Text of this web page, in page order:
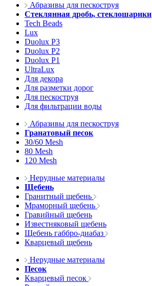
Абразивы для пескоструя
Стеклянная дробь, стеклошарики
Tech Beads
Lux
Duolux P3
Duolux P2
Duolux P1
UltraLux
Для декора
Для разметки дорог
Для пескоструя
Для фильтрации воды
Абразивы для пескоструя
Гранатовый песок
30/60 Mesh
80 Mesh
120 Mesh
Нерудные материалы
Щебень
Гранитный щебень
Мраморный щебень
Гравийный щебень
Известняковый щебень
Щебень габбро-диабаз
Кварцевый щебень
Нерудные материалы
Песок
Кварцевый песок